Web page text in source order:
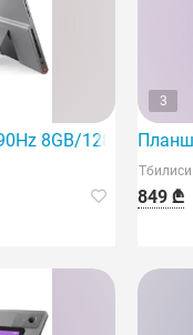
8GB/128Gb Luna
3
Тбилиси
849 ₾